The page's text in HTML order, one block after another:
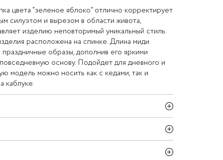
цвета "зеленое яблоко" отлично корректирует
силуэтом и вырезом в области живота,
изделию неповторимый уникальный стиль.
расположена на спинке. Длина миди.
образы, дополнив его яркими
основу. Подойдет для дневного и
модель можно носить как с кедами, так и
каблуке.